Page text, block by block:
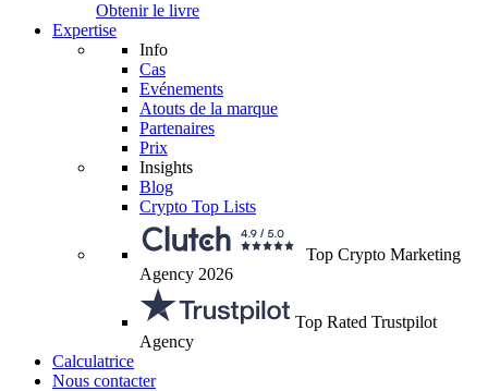
Obtenir le livre
Expertise
Info
Cas
Evénements
Atouts de la marque
Partenaires
Prix
Insights
Blog
Crypto Top Lists
Top Crypto Marketing
Agency 2026
Top Rated Trustpilot
Agency
Calculatrice
Nous contacter